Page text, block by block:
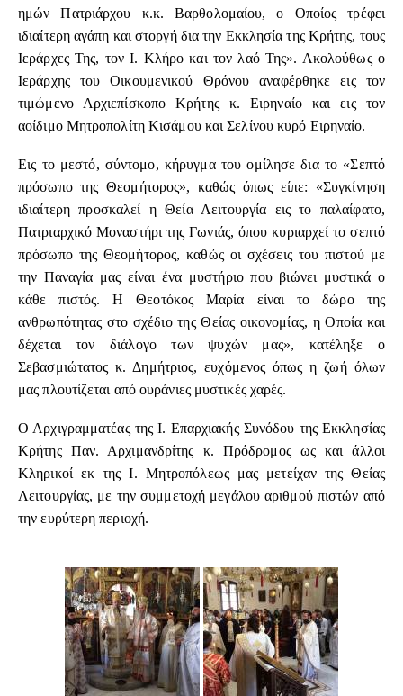
ημών Πατριάρχου κ.κ. Βαρθολομαίου, ο Οποίος τρέφει
ιδιαίτερη αγάπη και στοργή δια την Εκκλησία της Κρήτης, τους
Ιεράρχες Της, τον Ι. Κλήρο και τον λαό Της». Ακολούθως ο
Ιεράρχης του Οικουμενικού Θρόνου αναφέρθηκε εις τον
τιμώμενο Αρχιεπίσκοπο Κρήτης κ. Ειρηναίο και εις τον
αοίδιμο Μητροπολίτη Κισάμου και Σελίνου κυρό Ειρηναίο.
Εις το μεστό, σύντομο, κήρυγμα του ομίλησε δια το «Σεπτό
πρόσωπο της Θεομήτορος», καθώς όπως είπε: «Συγκίνηση
ιδιαίτερη προσκαλεί η Θεία Λειτουργία εις το παλαίφατο,
Πατριαρχικό Μοναστήρι της Γωνιάς, όπου κυριαρχεί το σεπτό
πρόσωπο της Θεομήτορος, καθώς οι σχέσεις του πιστού με
την Παναγία μας είναι ένα μυστήριο που βιώνει μυστικά ο
κάθε πιστός. Η Θεοτόκος Μαρία είναι το δώρο της
ανθρωπότητας στο σχέδιο της Θείας οικονομίας, η Οποία και
δέχεται τον διάλογο των ψυχών μας», κατέληξε ο
Σεβασμιώτατος κ. Δημήτριος, ευχόμενος όπως η ζωή όλων
μας πλουτίζεται από ουράνιες μυστικές χαρές.
Ο Αρχιγραμματέας της Ι. Επαρχιακής Συνόδου της Εκκλησίας
Κρήτης Παν. Αρχιμανδρίτης κ. Πρόδρομος ως και άλλοι
Κληρικοί εκ της Ι. Μητροπόλεως μας μετείχαν της Θείας
Λειτουργίας, με την συμμετοχή μεγάλου αριθμού πιστών από
την ευρύτερη περιοχή.